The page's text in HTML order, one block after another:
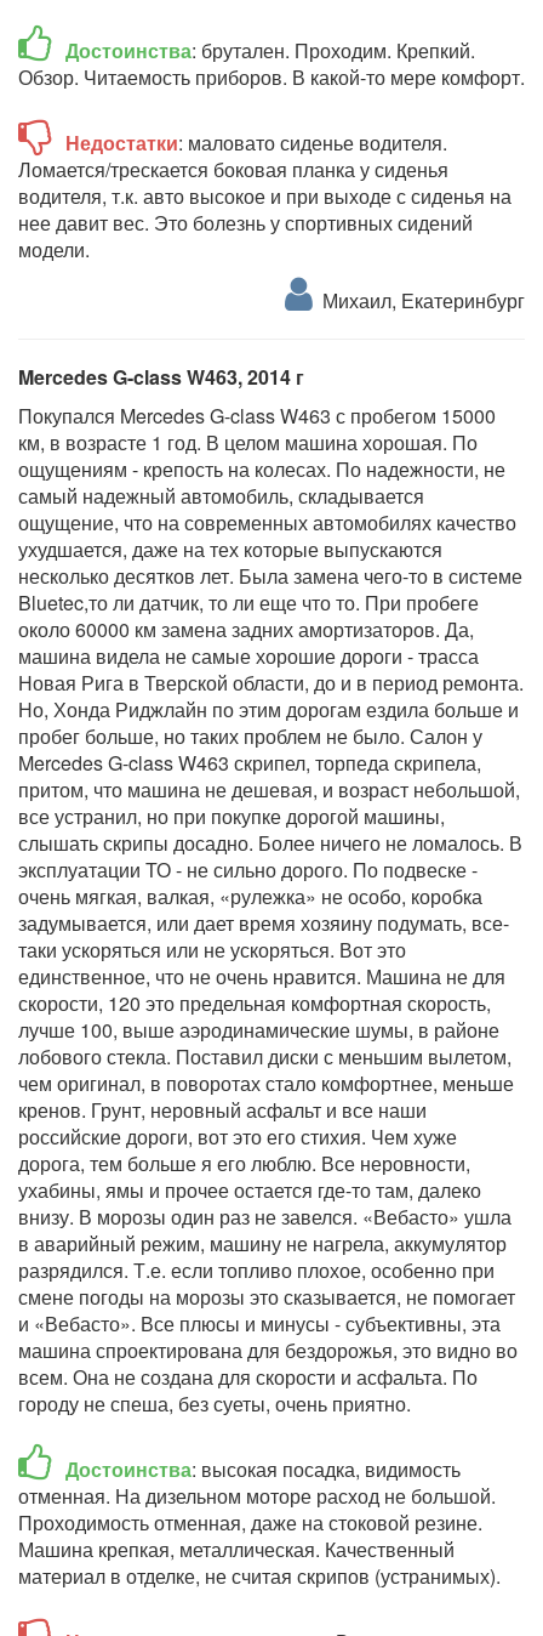
Достоинства: брутален. Проходим. Крепкий.
Обзор. Читаемость приборов. В какой-то мере комфорт.
Недостатки: маловато сиденье водителя.
Ломается/трескается боковая планка у сиденья
водителя, т.к. авто высокое и при выходе с сиденья на
нее давит вес. Это болезнь у спортивных сидений
модели.
Михаил, Екатеринбург
Mercedes G-class W463, 2014 г
Покупался Mercedes G-class W463 с пробегом 15000
км, в возрасте 1 год. В целом машина хорошая. По
ощущениям - крепость на колесах. По надежности, не
самый надежный автомобиль, складывается
ощущение, что на современных автомобилях качество
ухудшается, даже на тех которые выпускаются
несколько десятков лет. Была замена чего-то в системе
Bluetec,то ли датчик, то ли еще что то. При пробеге
около 60000 км замена задних амортизаторов. Да,
машина видела не самые хорошие дороги - трасса
Новая Рига в Тверской области, до и в период ремонта.
Но, Хонда Риджлайн по этим дорогам ездила больше и
пробег больше, но таких проблем не было. Салон у
Mercedes G-class W463 скрипел, торпеда скрипела,
притом, что машина не дешевая, и возраст небольшой,
все устранил, но при покупке дорогой машины,
слышать скрипы досадно. Более ничего не ломалось. В
эксплуатации ТО - не сильно дорого. По подвеске -
очень мягкая, валкая, «рулежка» не особо, коробка
задумывается, или дает время хозяину подумать, все-
таки ускоряться или не ускоряться. Вот это
единственное, что не очень нравится. Машина не для
скорости, 120 это предельная комфортная скорость,
лучше 100, выше аэродинамические шумы, в районе
лобового стекла. Поставил диски с меньшим вылетом,
чем оригинал, в поворотах стало комфортнее, меньше
кренов. Грунт, неровный асфальт и все наши
российские дороги, вот это его стихия. Чем хуже
дорога, тем больше я его люблю. Все неровности,
ухабины, ямы и прочее остается где-то там, далеко
внизу. В морозы один раз не завелся. «Вебасто» ушла
в аварийный режим, машину не нагрела, аккумулятор
разрядился. Т.е. если топливо плохое, особенно при
смене погоды на морозы это сказывается, не помогает
и «Вебасто». Все плюсы и минусы - субъективны, эта
машина спроектирована для бездорожья, это видно во
всем. Она не создана для скорости и асфальта. По
городу не спеша, без суеты, очень приятно.
Достоинства: высокая посадка, видимость
отменная. На дизельном моторе расход не большой.
Проходимость отменная, даже на стоковой резине.
Машина крепкая, металлическая. Качественный
материал в отделке, не считая скрипов (устранимых).